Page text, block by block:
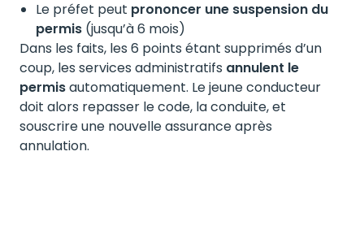
Le préfet peut prononcer une suspension du
permis (jusqu’à 6 mois)
Dans les faits, les 6 points étant supprimés d’un
coup, les services administratifs annulent le
permisautomatiquement. Le jeune conducteur
doit alors repasser le code, la conduite, et
souscrire une nouvelle assurance après
annulation.